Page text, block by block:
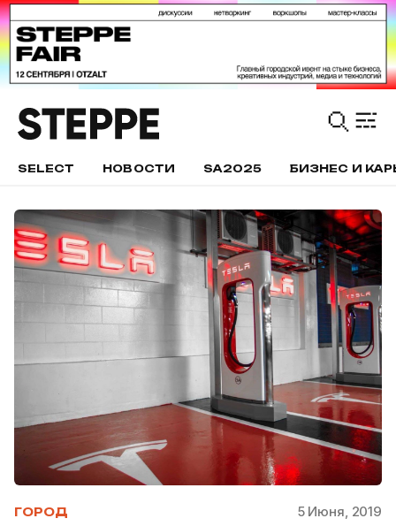
SELECT НОВОСТИ SA2025 БИЗНЕС И
ГОРОД 5 Июня, 2019